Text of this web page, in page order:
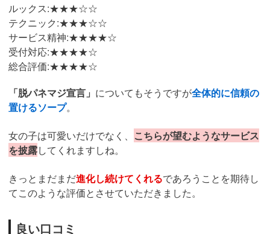
ルックス:★★★☆☆
テクニック:★★★☆☆
サービス精神:★★★★☆
受付対応:★★★★☆
総合評価:★★★★☆
「脱パネマジ宣言」 についてもそうですが全体的に信頼の
置けるソープ。
女の子は可愛いだけでなく、 こちらが望むようなサービス
を披露してくれますしね。
きっとまだまだ進化し続けてくれるであろうことを期待し
てこのような評価とさせていただきました。
良い口コミ